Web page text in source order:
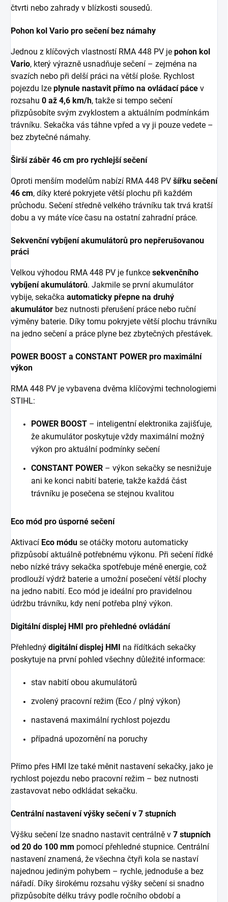
čtvrti nebo zahrady v blízkosti sousedů.
Pohon kol Vario pro sečení bez námahy
Jednou z klíčových vlastností RMA 448 PV je pohon kol
Vario, který výrazně usnadňuje sečení – zejména na
svazích nebo při delší práci na větší ploše. Rychlost
pojezdu lze plynule nastavit přímo na ovládací páce v
rozsahu 0 až 4,6 km/h, takže si tempo sečení
přizpůsobíte svým zvyklostem a aktuálním podmínkám
trávníku. Sekačka vás táhne vpřed a vy ji pouze vedete –
bez zbytečné námahy.
Širší záběr 46 cm pro rychlejší sečení
Oproti menším modelům nabízí RMA 448 PV šířku sečení
46 cm, díky které pokryjete větší plochu při každém
průchodu. Sečení středně velkého trávníku tak trvá kratší
dobu a vy máte více času na ostatní zahradní práce.
Sekvenční vybíjení akumulátorů pro nepřerušovanou
práci
Velkou výhodou RMA 448 PV je funkce sekvenčního
vybíjení akumulátorů. Jakmile se první akumulátor
vybije, sekačka automaticky přepne na druhý
akumulátor bez nutnosti přerušení práce nebo ruční
výměny baterie. Díky tomu pokryjete větší plochu trávníku
na jedno sečení a práce plyne bez zbytečných přestávek.
POWER BOOST a CONSTANT POWER pro maximální
výkon
RMA 448 PV je vybavena dvěma klíčovými technologiemi
STIHL:
POWER BOOST – inteligentní elektronika zajišťuje,
že akumulátor poskytuje vždy maximální možný
výkon pro aktuální podmínky sečení
CONSTANT POWER – výkon sekačky se nesnižuje
ani ke konci nabití baterie, takže každá část
trávníku je posečena se stejnou kvalitou
Eco mód pro úsporné sečení
Aktivací Eco módu se otáčky motoru automaticky
přizpůsobí aktuálně potřebnému výkonu. Při sečení řídké
nebo nízké trávy sekačka spotřebuje méně energie, což
prodlouží výdrž baterie a umožní posečení větší plochy
na jedno nabití. Eco mód je ideální pro pravidelnou
údržbu trávníku, kdy není potřeba plný výkon.
Digitální displej HMI pro přehledné ovládání
Přehledný digitální displej HMI na řídítkách sekačky
poskytuje na první pohled všechny důležité informace:
stav nabití obou akumulátorů
zvolený pracovní režim (Eco / plný výkon)
nastavená maximální rychlost pojezdu
případná upozornění na poruchy
Přímo přes HMI lze také měnit nastavení sekačky, jako je
rychlost pojezdu nebo pracovní režim – bez nutnosti
zastavovat nebo odkládat sekačku.
Centrální nastavení výšky sečení v 7 stupních
Výšku sečení lze snadno nastavit centrálně v 7 stupních
od 20 do 100 mm pomocí přehledné stupnice. Centrální
nastavení znamená, že všechna čtyři kola se nastaví
najednou jediným pohybem – rychle, jednoduše a bez
nářadí. Díky širokému rozsahu výšky sečení si snadno
přizpůsobíte délku trávy podle ročního období a